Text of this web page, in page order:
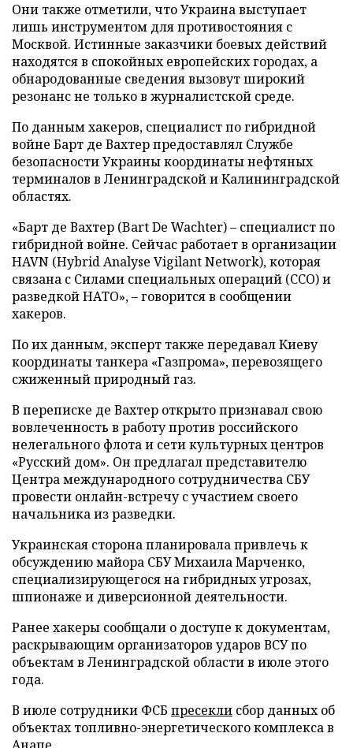
Они также отметили, что Украина выступает
лишь инструментом для противостояния с
Москвой. Истинные заказчики боевых действий
находятся в спокойных европейских городах, а
обнародованные сведения вызовут широкий
резонанс не только в журналистской среде.
По данным хакеров, специалист по гибридной
войне Барт де Вахтер предоставлял Службе
безопасности Украины координаты нефтяных
терминалов в Ленинградской и Калининградской
областях.
«Барт де Вахтер (Bart De Wachter) – специалист по
гибридной войне. Сейчас работает в организации
HAVN (Hybrid Analyse Vigilant Network), которая
связана с Силами специальных операций (ССО) и
разведкой НАТО», – говорится в сообщении
хакеров.
По их данным, эксперт также передавал Киеву
координаты танкера «Газпрома», перевозящего
сжиженный природный газ.
В переписке де Вахтер открыто признавал свою
вовлеченность в работу против российского
нелегального флота и сети культурных центров
«Русский дом». Он предлагал представителю
Центра международного сотрудничества СБУ
провести онлайн-встречу с участием своего
начальника из разведки.
Украинская сторона планировала привлечь к
обсуждению майора СБУ Михаила Марченко,
специализирующегося на гибридных угрозах,
шпионаже и диверсионной деятельности.
Ранее хакеры сообщали о доступе к документам,
раскрывающим организаторов ударов ВСУ по
объектам в Ленинградской области в июле этого
года.
В июле сотрудники ФСБ пресекли сбор данных об
объектах топливно-энергетического комплекса в